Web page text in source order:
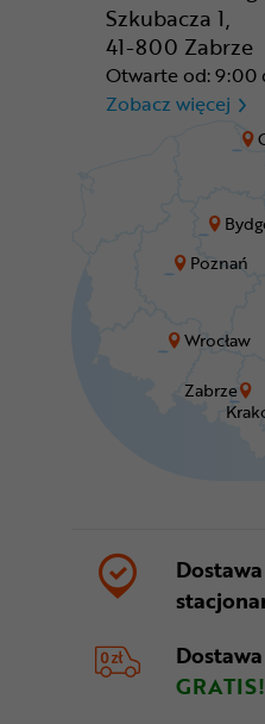
Poznań
Wrocław
Zabrze
Szkubacza 1,
41-800 Zabrze
Otwarte od: 9:00
Zobacz więcej
GRATIS!